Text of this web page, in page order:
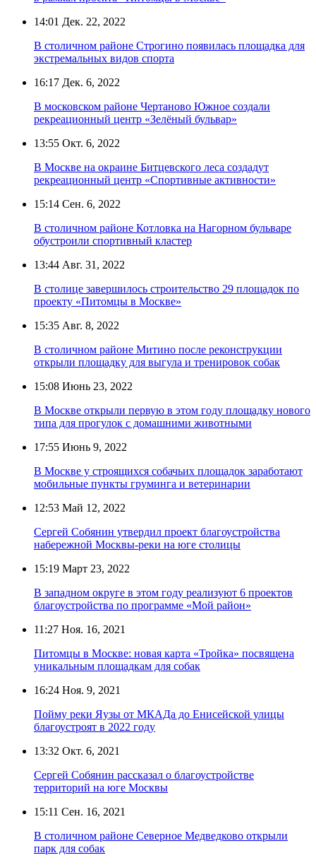
14:01 Дек. 22, 2022
В столичном районе Строгино появилась площадка для
экстремальных видов спорта
16:17 Дек. 6, 2022
В московском районе Чертаново Южное создали
рекреационный центр «Зелёный бульвар»
13:55 Окт. 6, 2022
В Москве на окраине Битцевского леса создадут
рекреационный центр «Спортивные активности»
15:14 Сен. 6, 2022
В столичном районе Котловка на Нагорном бульваре
обустроили спортивный кластер
13:44 Авг. 31, 2022
В столице завершилось строительство 29 площадок по
проекту «Питомцы в Москве»
15:35 Авг. 8, 2022
В столичном районе Митино после реконструкции
открыли площадку для выгула и тренировок собак
15:08 Июнь 23, 2022
В Москве открыли первую в этом году площадку нового
типа для прогулок с домашними животными
17:55 Июнь 9, 2022
В Москве у строящихся собачьих площадок заработают
мобильные пункты груминга и ветеринарии
12:53 Май 12, 2022
Сергей Собянин утвердил проект благоустройства
набережной Москвы-реки на юге столицы
15:19 Март 23, 2022
В западном округе в этом году реализуют 6 проектов
благоустройства по программе «Мой район»
11:27 Ноя. 16, 2021
Питомцы в Москве: новая карта «Тройка» посвящена
уникальным площадкам для собак
16:24 Ноя. 9, 2021
Пойму реки Яузы от МКАДа до Енисейской улицы
благоустроят в 2022 году
13:32 Окт. 6, 2021
Сергей Собянин рассказал о благоустройстве
территорий на юге Москвы
15:11 Сен. 16, 2021
В столичном районе Северное Медведково открыли
парк для собак